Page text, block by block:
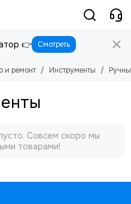
👉 Смотреть
и ремонт Инструменты
Совсем скоро мы
товарами!